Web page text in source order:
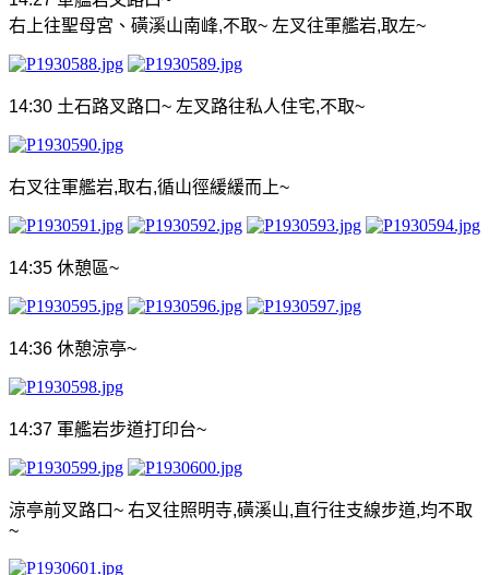
右上往聖母宮、磺溪山南峰,不取~ 左叉往軍艦岩,取左~
14:30 土石路叉路口~ 左叉路往私人住宅,不取~
右叉往軍艦岩,取右,循山徑緩緩而上~
14:35 休憩區~
14:36 休憩涼亭~
14:37 軍艦岩步道打印台~
涼亭前叉路口~ 右叉往照明寺,磺溪山,直行往支線步道,均不取
~